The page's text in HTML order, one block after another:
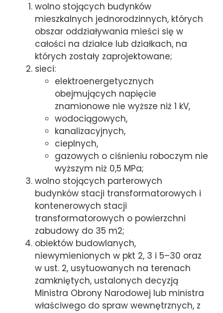
wolno stojących budynków
mieszkalnych jednorodzinnych, których
obszar oddziaływania mieści się w
całości na działce lub działkach, na
których zostały zaprojektowane;
sieci:
elektroenergetycznych
obejmujących napięcie
znamionowe nie wyższe niż 1 kV,
wodociągowych,
kanalizacyjnych,
cieplnych,
gazowych o ciśnieniu roboczym nie
wyższym niż 0,5 MPa;
wolno stojących parterowych
budynków stacji transformatorowych i
kontenerowych stacji
transformatorowych o powierzchni
zabudowy do 35 m2;
obiektów budowlanych,
niewymienionych w pkt 2, 3 i 5–30 oraz
w ust. 2, usytuowanych na terenach
zamkniętych, ustalonych decyzją
Ministra Obrony Narodowej lub ministra
właściwego do spraw wewnętrznych, z